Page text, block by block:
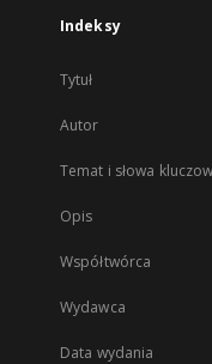
Indeksy
Tytuł
Autor
Temat i słowa
Opis
Współtwórca
Wydawca
Data wydania